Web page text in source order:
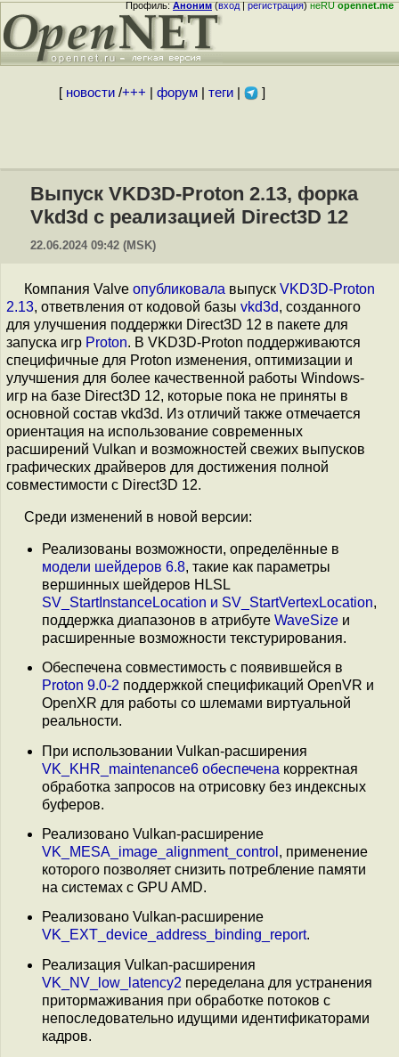
Профиль:Аноним(вход|регистрация)неRUopennet.me
[ новости/+++ форум| теги| ]
Выпуск VKD3D-Proton 2.13, форка
Vkd3d с реализацией Direct3D 12
22.06.2024 09:42 (MSK)
Компания Valve опубликовала выпуск VKD3D-Proton
2.13, ответвления от кодовой базы vkd3d, созданного
для улучшения поддержки Direct3D 12 в пакете для
запуска игр Proton. В VKD3D-Proton поддерживаются
специфичные для Proton изменения, оптимизации и
улучшения для более качественной работы Windows-
игр на базе Direct3D 12, которые пока не приняты в
основной состав vkd3d. Из отличий также отмечается
ориентация на использование современных
расширений Vulkan и возможностей свежих выпусков
графических драйверов для достижения полной
совместимости с Direct3D 12.
Среди изменений в новой версии:
Реализованы возможности, определённые в
модели шейдеров 6.8, такие как параметры
вершинных шейдеров HLSL
SV_StartInstanceLocation и SV_StartVertexLocation,
поддержка диапазонов в атрибуте WaveSize и
расширенные возможности текстурирования.
Обеспечена совместимость с появившейся в
Proton 9.0-2 поддержкой спецификаций OpenVR и
OpenXR для работы со шлемами виртуальной
реальности.
При использовании Vulkan-расширения
VK_KHR_maintenance6 обеспечена корректная
обработка запросов на отрисовку без индексных
буферов.
Реализовано Vulkan-расширение
VK_MESA_image_alignment_control , применение
которого позволяет снизить потребление памяти
на системах с GPU AMD.
Реализовано Vulkan-расширение
VK_EXT_device_address_binding_report.
Реализация Vulkan-расширения
VK_NV_low_latency2 переделана для устранения
притормаживания при обработке потоков с
непоследовательно идущими идентификаторами
кадров.